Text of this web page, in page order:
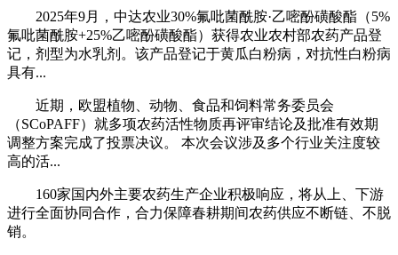
2025年9月，中达农业30%氟吡菌酰胺·乙嘧酚磺酸酯（5%
氟吡菌酰胺+25%乙嘧酚磺酸酯）获得农业农村部农药产品登
记，剂型为水乳剂。该产品登记于黄瓜白粉病，对抗性白粉病
具有...
近期，欧盟植物、动物、食品和饲料常务委员会
（SCoPAFF）就多项农药活性物质再评审结论及批准有效期
调整方案完成了投票决议。 本次会议涉及多个行业关注度较
高的活...
160家国内外主要农药生产企业积极响应，将从上、下游
进行全面协同合作，合力保障春耕期间农药供应不断链、不脱
销。